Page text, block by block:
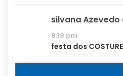
silvana Azevedo
9:19 pm
festa dos